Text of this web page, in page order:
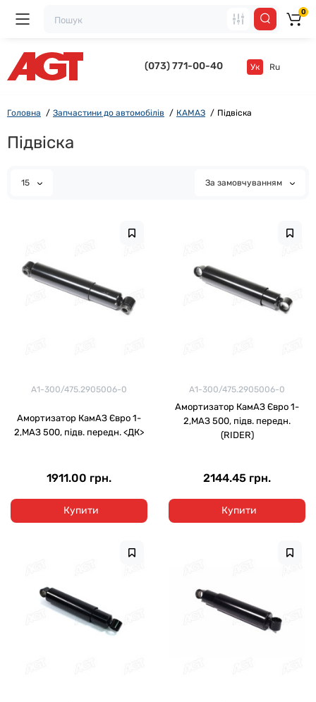
(073) 771-00-40 Ук Ru
0
Головна Запчастини до автомобілів КАМАЗ Підвіска
Підвіска
15 За замовчуванням
А1-300/475.2905006-0
Амортизатор КамАЗ Євро 1-
2,МАЗ 500, підв. передн. <ДК>
1911.00 грн.
Купити
А1-300/475.2905006-0
Амортизатор КамАЗ Євро 1-
2,МАЗ 500, підв. передн.
(RIDER)
2144.45 грн.
Купити